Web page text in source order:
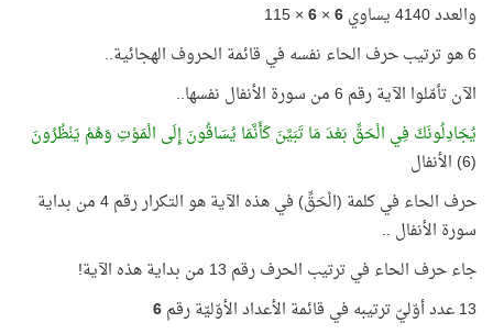
والعدد 4140 يساوي
6
×
6
× 115
6 هو ترتيب حرف الحاء نفسه في قائمة الحروف الهجائية..
الآن تأمّلوا الآية رقم 6 من سورة الأنفال نفسها..
يُجَادِلُونَكَ فِي الْحَقِّ بَعْدَ مَا تَبَيَّنَ كَأَنَّمَا يُسَاقُونَ إِلَى الْمَوْتِ وَهُمْ يَنْظُرُونَ
(6) الأنفال
حرف الحاء في كلمة (الْحَقِّ) في هذه الآية هو التكرار رقم 4 من بداية
سورة الأنفال ..
جاء حرف الحاء في ترتيب الحرف رقم 13 من بداية هذه الآية!
13 عدد أوّليّ ترتيبه في قائمة الأعداد الأوّليّة رقم
6